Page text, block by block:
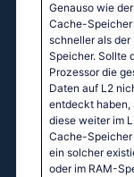
Genauso wie der
Cache-Speicher
schneller als der
Speicher. Sollte
Prozessor die
Daten auf L2
entdeckt haben,
diese weiter im
Cache-
ein solcher
oder im RAM-